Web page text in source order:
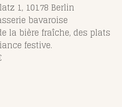
1, 10178 Berlin
bavaroise
la bière fraîche, des plats
festive.